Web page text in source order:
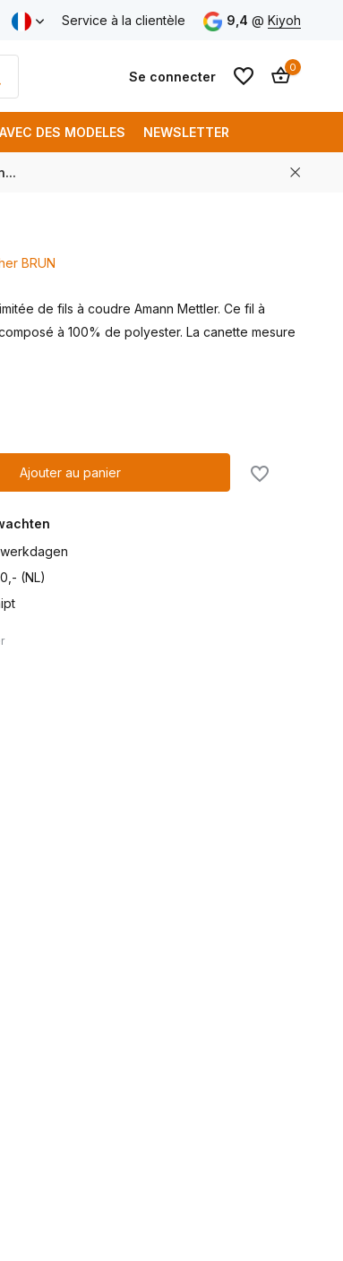
à partir de € 250 (FR)
Service à la clientèle 9,4 @ Kiyoh
Se connecter
0
DES MODELES NEWSLETTER
BRUN
de fils à coudre Amann Mettler. Ce fil à
à 100% de polyester. La canette mesure
Ajouter au panier
(NL)